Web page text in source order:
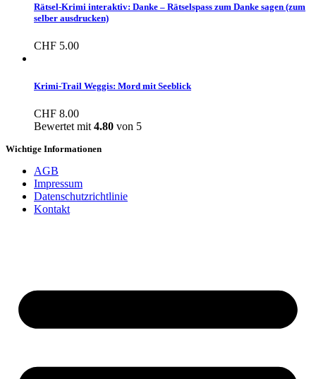
Rätsel-Krimi interaktiv: Danke – Rätselspass zum Danke sagen (zum
selber ausdrucken)
CHF 5.00
Krimi-Trail Weggis: Mord mit Seeblick
CHF 8.00
Bewertet mit 4.80 von 5
Wichtige Informationen
AGB
Impressum
Datenschutzrichtlinie
Kontakt